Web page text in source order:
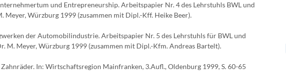
und Entrepreneurship. Arbeitspapier Nr. 4 des Lehrstuhls BWL und
Würzburg 1999 (zusammen mit Dipl.-Kff. Heike Beer).
der Automobilindustrie. Arbeitspapier Nr. 5 des Lehrstuhls für BWL und
M. Meyer, Würzburg 1999 (zusammen mit Dipl.-Kfm. Andreas Bartelt).
In: Wirtschaftsregion Mainfranken, 3.Aufl., Oldenburg 1999, S. 60-65